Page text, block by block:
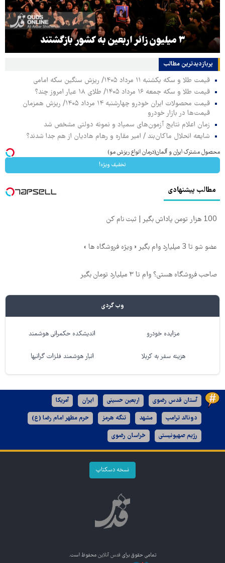
۳ میلیون زائر اربعین به کشور بازگشتند
پربازدیدترین‌ مطالب
قیمت طلا و سکه یکشنبه ۱۱ مرداد ۱۴۰۵/ ریزش سنگین سکه امامی
قیمت طلا و سکه جمعه ۱۶ مرداد ۱۴۰۵/ طلای ۱۸ عیار امروز چند؟
قیمت محصولات ایران خودرو چهارشنبه ۱۴ مرداد ۱۴۰۵/ ریزش همزمان
قیمت‌ها در بازار خودرو
زمان اعلام نتایج آزمون‌های سمپاد و نمونه دولتی مشخص شد
شایعه انحلال ماکان‌بند / امیر مقاره و رهام هادیان از هم جدا شدند؟
محصول مشترک ایران و آلمان(درمان انواع ریزش مو)
تخفیف ویژه!
مطالب پیشنهادی
100 هزار تومن پاداش بگیر | ثبت نام کن
عضو شو تا 3 میلیارد وام بگیر « ویژه فروشگاه ها »
صاحب فروشگاه هستی؟ وام تا ۳ میلیارد تومان بگیر
وب گردی
مزایده خودرو اندیشکده حکمرانی هوشمند
هزینه سفر به کربلا انبار هوشمند فلزات گرانبها
آستان قدس رضوی اربعین حسینی ایران آمریکا
دونالد ترامپ مشهد تنگه هرمز حرم مطهر امام رضا (ع)
رژیم صهیونیستی خراسان رضوی
نسخه دسکتاپ
تمامی حقوق برای قدس آنلاین محفوظ است.